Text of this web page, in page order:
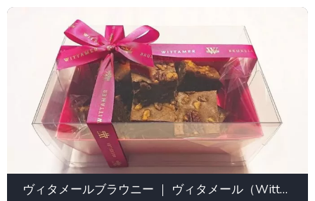
ヴィタメールブラウニー ｜ ヴィタメール（Wittamer）